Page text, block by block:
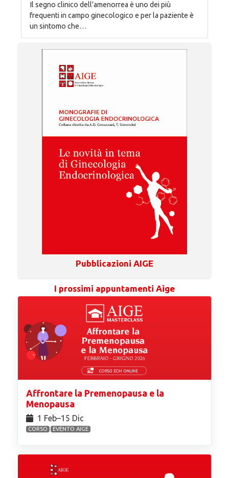
Il segno clinico dell’amenorrea è uno dei più
frequenti in campo ginecologico e per la paziente è
un sintomo che…
Pubblicazioni AIGE
I prossimi appuntamenti Aige
Affrontare la Premenopausa e la
Menopausa
1 Feb⁠–15 Dic
CORSO EVENTO AIGE